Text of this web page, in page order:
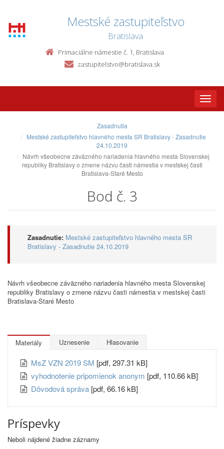
Mestské zastupiteľstvo
Bratislava
Primaciálne námestie č. 1, Bratislava
zastupitelstvo@bratislava.sk
Toggle
Zasadnutia
Mestské zastupiteľstvo hlavného mesta SR Bratislavy - Zasadnutie
24.10.2019
Návrh všeobecne záväzného nariadenia hlavného mesta Slovenskej
republiky Bratislavy o zmene názvu časti námestia v mestskej časti
Bratislava-Staré Mesto
Bod č. 3
Zasadnutie: Mestské zastupiteľstvo hlavného mesta SR
Bratislavy - Zasadnutie 24.10.2019
Návrh všeobecne záväzného nariadenia hlavného mesta Slovenskej
republiky Bratislavy o zmene názvu časti námestia v mestskej časti
Bratislava-Staré Mesto
Materiály Uznesenie Hlasovanie
MsZ VZN 2019 SM [pdf, 297.31 kB]
vyhodnotenie pripomienok anonym [pdf, 110.66 kB]
Dôvodová správa [pdf, 66.16 kB]
Príspevky
Neboli nájdené žiadne záznamy